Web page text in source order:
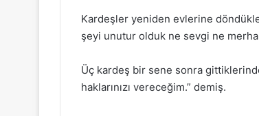
Kardeşler yeniden evlerine
şeyi unutur olduk ne sevgi ne
Üç kardeş bir sene sonra
haklarınızı vereceğim.” demiş.